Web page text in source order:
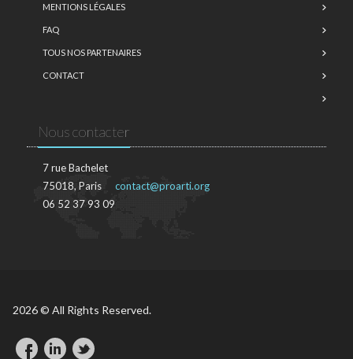
MENTIONS LÉGALES
FAQ
TOUS NOS PARTENAIRES
CONTACT
Nous contacter
7 rue Bachelet
75018, Paris
06 52 37 93 09
contact@proarti.org
2026 © All Rights Reserved.